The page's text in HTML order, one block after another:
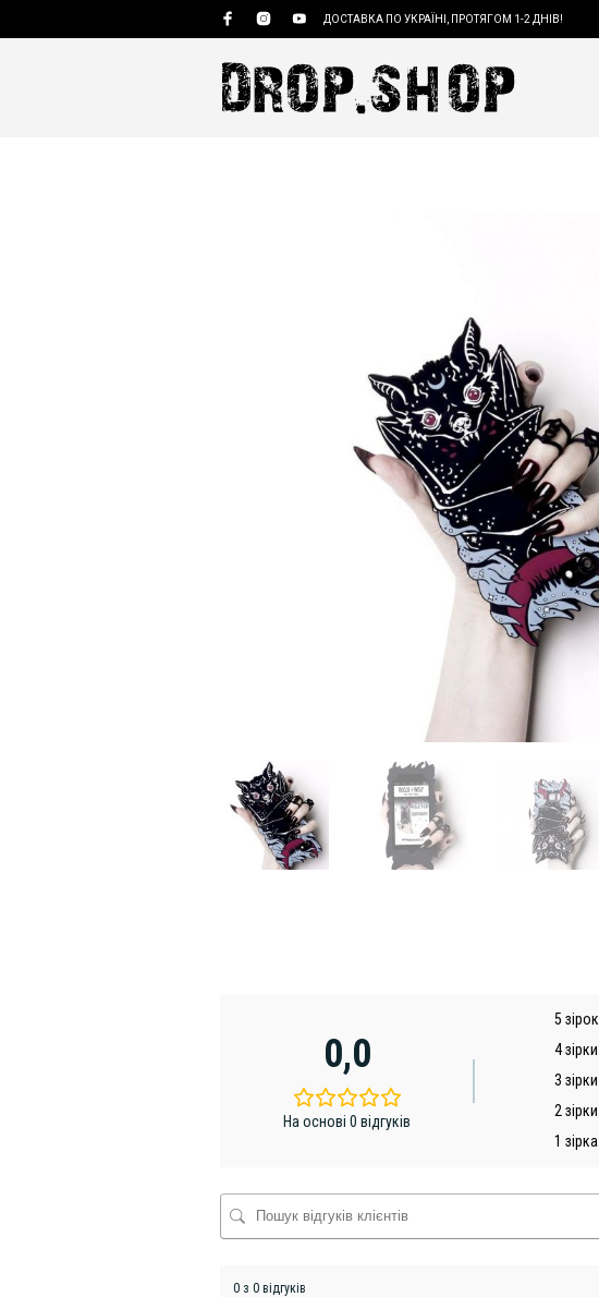
ДОСТАВКА ПО УКРАЇНІ, ПРОТЯГОМ 1-2 ДНІВ!
0,0
На основі 0 відгуків
5 зірок
4 зірки
3 зірки
2 зірки
1 зірка
0 з 0 відгуків